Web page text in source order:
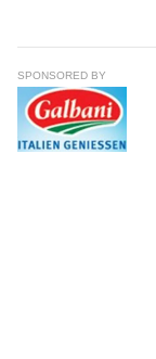
SPONSORED BY